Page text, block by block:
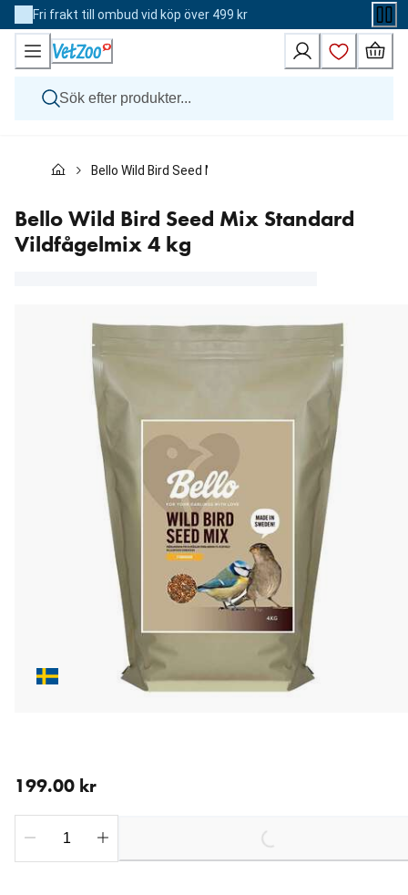
Skip
to
Content
Fri frakt till ombud vid köp över 499 kr
Katt
Veterinärfoder
Varumärken
Nyheter
Bello Wild Bird Seed Mix Standard Vildfågelmix 4 kg
Bello Wild Bird Seed Mix Standard
Vildfågelmix 4 kg
199.00 kr
Loading...